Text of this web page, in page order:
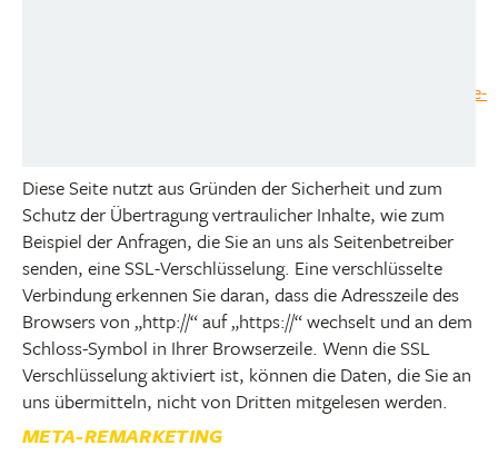
https://www.adobe.com/de/privacy/policies/adobe-
Diese Seite nutzt aus Gründen der Sicherheit und zum
Schutz der Übertragung vertraulicher Inhalte, wie zum
Beispiel der Anfragen, die Sie an uns als Seitenbetreiber
senden, eine SSL-Verschlüsselung. Eine verschlüsselte
Verbindung erkennen Sie daran, dass die Adresszeile des
Browsers von „http://“ auf „https://“ wechselt und an dem
Schloss-Symbol in Ihrer Browserzeile. Wenn die SSL
Verschlüsselung aktiviert ist, können die Daten, die Sie an
uns übermitteln, nicht von Dritten mitgelesen werden.
META-REMARKETING